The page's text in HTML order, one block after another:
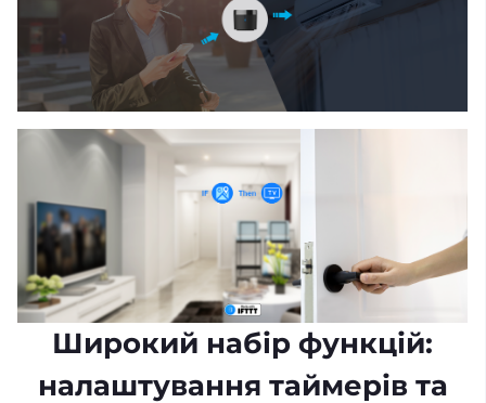
Широкий набір функцій:
налаштування таймерів та